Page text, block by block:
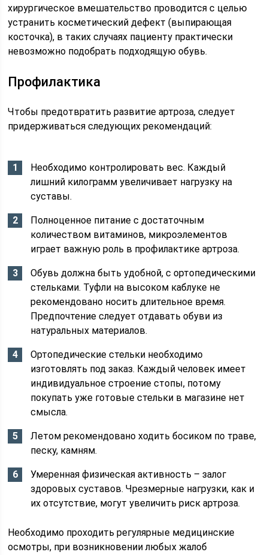
хирургическое вмешательство проводится с целью
устранить косметический дефект (выпирающая
косточка), в таких случаях пациенту практически
невозможно подобрать подходящую обувь.
Профилактика
Чтобы предотвратить развитие артроза, следует
придерживаться следующих рекомендаций:
Необходимо контролировать вес. Каждый
лишний килограмм увеличивает нагрузку на
суставы.
Полноценное питание с достаточным
количеством витаминов, микроэлементов
играет важную роль в профилактике артроза.
Обувь должна быть удобной, с ортопедическими
стельками. Туфли на высоком каблуке не
рекомендовано носить длительное время.
Предпочтение следует отдавать обуви из
натуральных материалов.
Ортопедические стельки необходимо
изготовлять под заказ. Каждый человек имеет
индивидуальное строение стопы, потому
покупать уже готовые стельки в магазине нет
смысла.
Летом рекомендовано ходить босиком по траве,
песку, камням.
Умеренная физическая активность – залог
здоровых суставов. Чрезмерные нагрузки, как и
их отсутствие, могут увеличить риск артроза.
Необходимо проходить регулярные медицинские
осмотры, при возникновении любых жалоб